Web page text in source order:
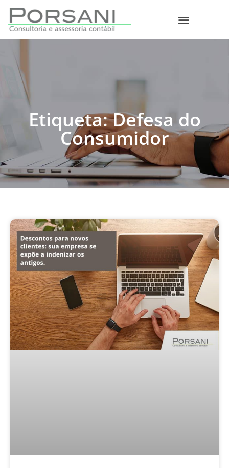
Etiqueta: Defesa do
Consumidor